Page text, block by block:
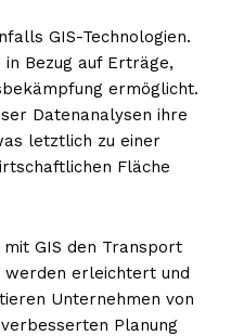
GIS-Technologien.
Bezug auf Erträge,
ermöglicht.
Datenanalysen ihre
letztlich zu einer
Fläche
GIS den Transport
werden erleichtert und
Unternehmen von
Planung